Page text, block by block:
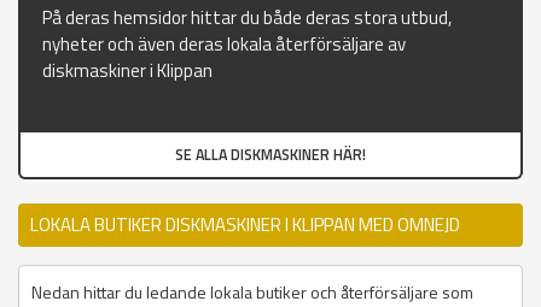
På deras hemsidor hittar du både deras stora utbud,
nyheter och även deras lokala återförsäljare av
diskmaskiner i Klippan
SE ALLA DISKMASKINER HÄR!
LOKALA BUTIKER DISKMASKINER I KLIPPAN MED OMNEJD
Nedan hittar du ledande lokala butiker och återförsäljare som